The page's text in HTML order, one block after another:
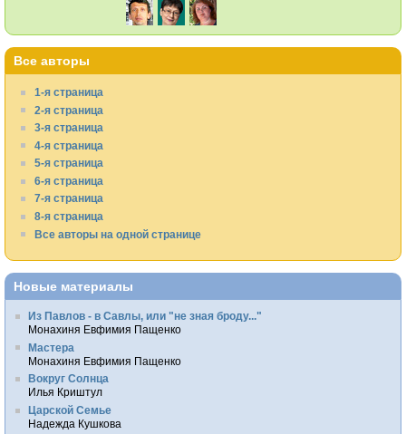
Все авторы
1-я страница
2-я страница
3-я страница
4-я страница
5-я страница
6-я страница
7-я страница
8-я страница
Все авторы на одной странице
Новые материалы
Из Павлов - в Савлы, или "не зная броду..."
Монахиня Евфимия Пащенко
Мастера
Монахиня Евфимия Пащенко
Вокруг Солнца
Илья Криштул
Царской Семье
Надежда Кушкова